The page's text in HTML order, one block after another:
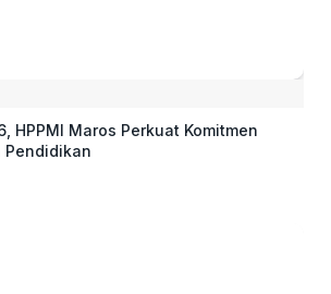
HPPMI Maros Perkuat Komitmen
Pendidikan